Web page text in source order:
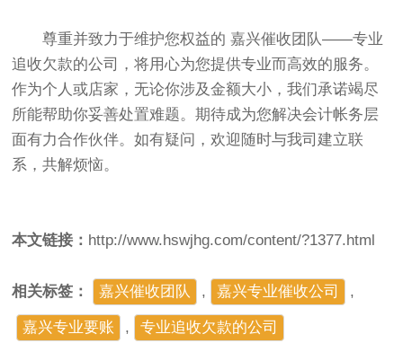
尊重并致力于维护您权益的 嘉兴催收团队——专业
追收欠款的公司，将用心为您提供专业而高效的服务。
作为个人或店家，无论你涉及金额大小，我们承诺竭尽
所能帮助你妥善处置难题。期待成为您解决会计帐务层
面有力合作伙伴。如有疑问，欢迎随时与我司建立联
系，共解烦恼。
本文链接： http://www.hswjhg.com/content/?1377.html
相关标签： 嘉兴催收团队 , 嘉兴专业催收公司 ,
嘉兴专业要账 , 专业追收欠款的公司